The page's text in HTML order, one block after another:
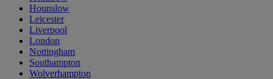
Hounslow
Leicester
Liverpool
London
Nottingham
Southampton
Wolverhampton